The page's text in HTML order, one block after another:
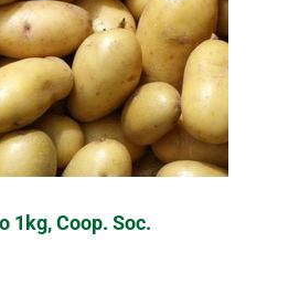
1kg, Coop. Soc.